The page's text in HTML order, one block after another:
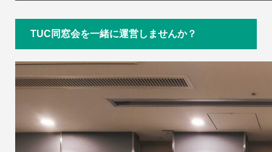
TUC同窓会を一緒に運営しませんか？